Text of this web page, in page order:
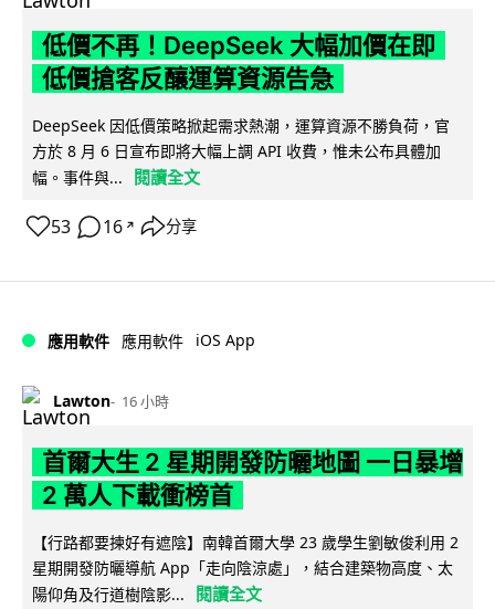
低價不再！DeepSeek 大幅加價在即
低價搶客反釀運算資源告急
DeepSeek 因低價策略掀起需求熱潮，運算資源不勝負荷，官
方於 8 月 6 日宣布即將大幅上調 API 收費，惟未公布具體加
幅。事件與...
閱讀全文
53 16 ↗ 分享
應用軟件 應用軟件 iOS App
Lawton 16 小時
首爾大生 2 星期開發防曬地圖 一日暴增
2 萬人下載衝榜首
【行路都要揀好有遮陰】南韓首爾大學 23 歲學生劉敏俊利用 2
星期開發防曬導航 App「走向陰涼處」，結合建築物高度、太
陽仰角及行道樹陰影...
閱讀全文